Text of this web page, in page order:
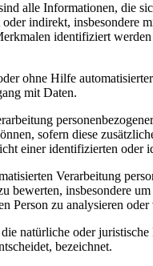
alle Informationen, die
oder indirekt,
identifiziert
ohne Hilfe
mit Daten.
sofern diese
einer identifizierten oder
Verarbeitung
bewerten, insbesondere
Person zu analysieren oder
natürliche oder
bezeichnet.